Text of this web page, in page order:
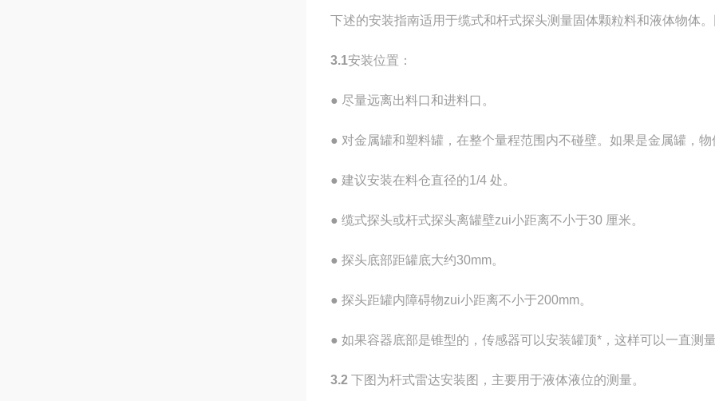
下述的安装指南适用于缆式和杆式探头测量固体颗粒料和液体物体
3.1安装位置：
● 尽量远离出料口和进料口。
● 对金属罐和塑料罐，在整个量程范围内不碰壁。如果是金属罐，
● 建议安装在料仓直径的1/4 处。
● 缆式探头或杆式探头离罐壁zui小距离不小于30 厘米。
● 探头底部距罐底大约30mm。
● 探头距罐内障碍物zui小距离不小于200mm。
● 如果容器底部是锥型的，传感器可以安装罐顶*，这样可以一直测
3.2 下图为杆式雷达安装图，主要用于液体液位的测量。